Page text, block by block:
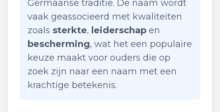
Germaanse traditie. De naam wordt
vaak geassocieerd met kwaliteiten
zoals sterkte, leiderschap en
bescherming, wat het een populaire
keuze maakt voor ouders die op
zoek zijn naar een naam met een
krachtige betekenis.